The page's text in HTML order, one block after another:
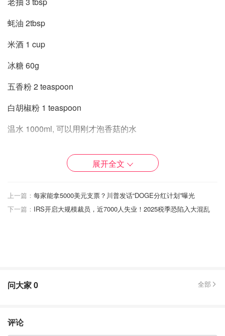
蚝油 2tbsp
米酒 1 cup
冰糖 60g
五香粉 2 teaspoon
白胡椒粉 1 teaspoon
温水 1000ml, 可以用刚才泡香菇的水
步骤：
1. 取一口锅，倒入油，烧到六层热，下红葱头丝，小火炸至
这样做出来的卤肉吃起来才不会腻
入冰糖，继续翻炒，炒出糖色
展开全文
上一篇： 每家能拿5000美元支票？川普发话“DOGE分红计划”曝光
下一篇： IRS开启大规模裁员，近7000人失业！2025税季恐陷入大混乱
问大家0 全部
评论